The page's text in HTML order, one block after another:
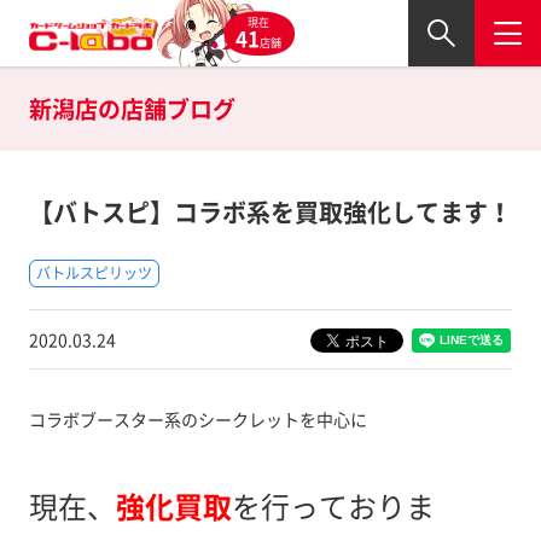
現在
41店舗
新潟店の店舗ブログ
【バトスピ】コラボ系を買取強化してます！
バトルスピリッツ
2020.03.24
コラボブースター系のシークレットを中心に
現在、 強化買取を行っておりま